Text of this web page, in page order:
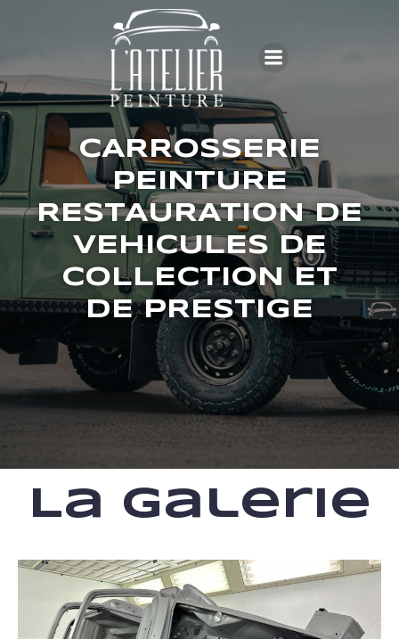
CARROSSERIE
PEINTURE
RESTAURATION DE
VEHICULES DE
COLLECTION ET
DE PRESTIGE
La galerie